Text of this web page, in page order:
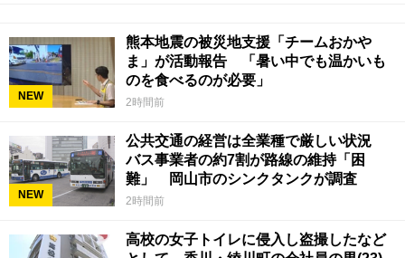
NEW
熊本地震の被災地支援「チームおかや
ま」が活動報告 「暑い中でも温かいも
のを食べるのが必要」
2時間前
NEW
公共交通の経営は全業種で厳しい状況
バス事業者の約7割が路線の維持「困
難」 岡山市のシンクタンクが調査
2時間前
高校の女子トイレに侵入し盗撮したなど